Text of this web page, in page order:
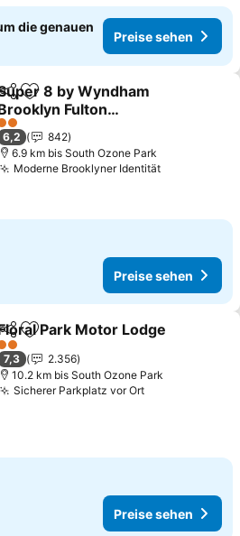
die genauen
Preise sehen
Zu Favoriten hinzufügen
8 by Wyndham
Fulton
Broadway
sehen
Sterne
6,2
842
6.9 km bis South Ozone Park
Moderne Brooklyner IdentitätPreise
Preise sehen
Zu Favoriten hinzufügen
Park Motor Lodge
Sterne
7,3
2.356
10.2 km bis South Ozone Park
Sicherer Parkplatz vor OrtPreise sehen
Preise sehen